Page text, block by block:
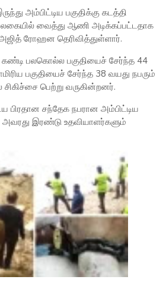
அம்பிட்டிய பகுதிக்கு கடத்தி
வைத்து ஆணி அடிக்கப்பட்டதாக
அஜித் ரோஹன தெரிவித்துள்ளார்.
கண்டி பலகொல்ல பகுதியைச் சேர்ந்த 44
பகுதியைச் சேர்ந்த 38 வயது நபரும்
பெற்று வருகின்றனர்.
பிரதான சந்தேக நபரான அம்பிட்டிய
அவரது இரண்டு உதவியாளர்களும்